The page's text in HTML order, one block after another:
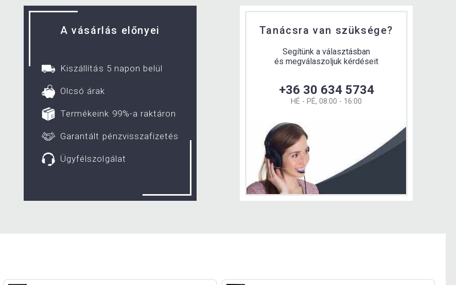
A vásárlás előnyei
Kiszállítás 5 napon belül
Olcsó árak
Termékeink 99%-a raktáron
Garantált pénzvisszafizetés
Ügyfélszolgálat
Tanácsra van szüksége?
Segítünk a választásban
és megválaszoljuk kérdéseit
+36 30 634 5734
HÉ - PÉ, 08:00 - 16:00